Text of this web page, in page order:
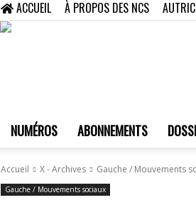
ACCUEIL À PROPOS DES NCS
NUMÉROS ABONNEMENTS
Accueil X - Archives Gauche / Mouvements
Gauche / Mouvements sociaux